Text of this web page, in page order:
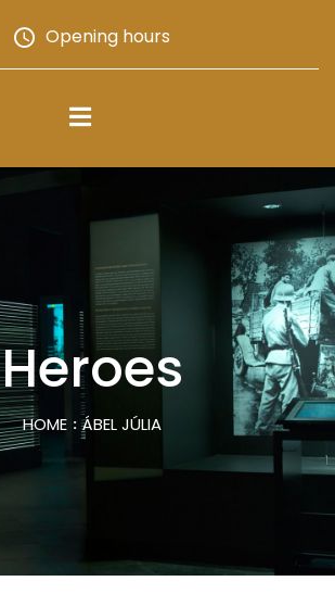
Opening hours
Heroes
HOME ÁBEL JÚLIA